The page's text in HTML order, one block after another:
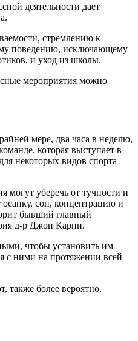
деятельности дает
стремлению к
поведению, исключающему
и уход из школы.
мероприятия можно
мере, два часа в неделю,
которая выступает в
некоторых видов спорта
могут уберечь от тучности и
сон, концентрацию и
бывший главный
д-р Джон Карни.
чтобы установить им
с ними на протяжении всей
также более вероятно,